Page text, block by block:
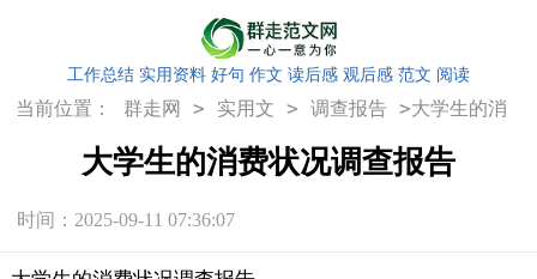
工作总结 实用资料 好句 作文 读后感 观后感 范文 阅读
当前位置： 群走网 > 实用文 > 调查报告 >大学生的消
费状况调查报告
大学生的消费状况调查报告
时间：2025-09-11 07:36:07